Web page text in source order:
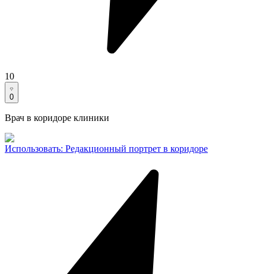
10
0
Врач в коридоре клиники
Использовать: Редакционный портрет в коридоре